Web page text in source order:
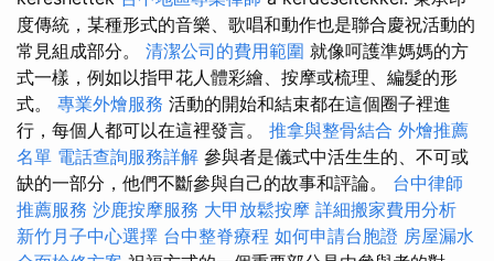
度傳統，某種形式的音樂、歌唱和動作也是聯合慶祝活動的
常見組成部分。 清潔公司的費用範圍 就像呵護準媽媽的方
式一樣，例如以指甲花人體彩繪、按摩或梳理、編髮的形
式。 專業外燴服務 活動的開始和結束都在這個圈子裡進
行，每個人都可以在這裡發言。 推拿與整骨結合 外燴推薦
名單 電話查詢服務詳解 參與者是儀式中活生生的、不可或
缺的一部分，他們不斷參與自己的故事和評論。 台中律師
推薦服務 沙鹿按摩服務 大甲放鬆按摩 詳細搬家費用分析
新竹月子中心選擇 台中整脊療程 如何申請台胞證 房屋漏水